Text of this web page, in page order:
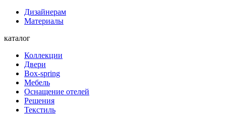
Дизайнерам
Материалы
каталог
Коллекции
Двери
Box-spring
Мебель
Оснащение отелей
Решения
Текстиль